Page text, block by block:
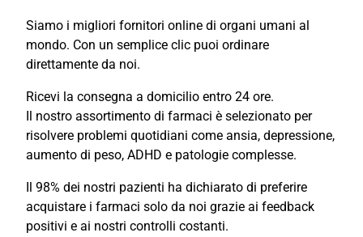
Siamo i migliori fornitori online di organi umani al
mondo. Con un semplice clic puoi ordinare
direttamente da noi.
Ricevi la consegna a domicilio entro 24 ore.
Il nostro assortimento di farmaci è selezionato per
risolvere problemi quotidiani come ansia, depressione,
aumento di peso, ADHD e patologie complesse.
Il 98% dei nostri pazienti ha dichiarato di preferire
acquistare i farmaci solo da noi grazie ai feedback
positivi e ai nostri controlli costanti.